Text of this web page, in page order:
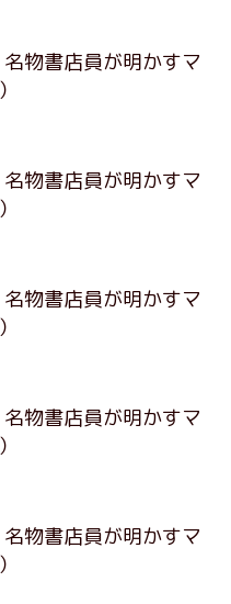
物書店員が明かすマ
物書店員が明かすマ
物書店員が明かすマ
物書店員が明かすマ
物書店員が明かすマ